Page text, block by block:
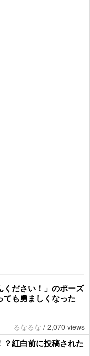
ください！」のポーズ
も勇ましくなった
るなるな / 2,070 views
紅白前に投稿された